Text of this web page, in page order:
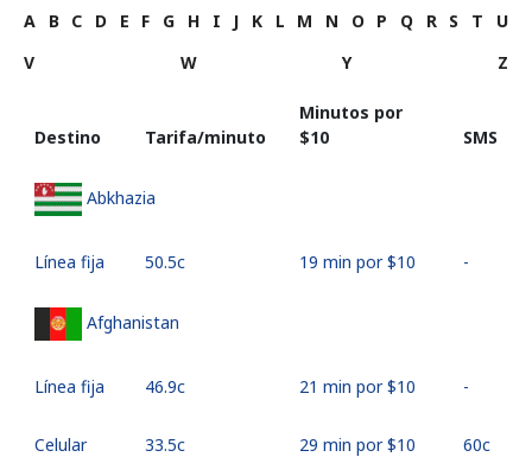
A B C D E F G H I J K L M N O P Q R S T
U
V
W Y Z
Destino Tarifa/minuto
Minutos por
⁦$10⁩
SMS
Abkhazia
Línea fija ⁦50.5c⁩ 19 min por ⁦$10⁩ -
Afghanistan
Línea fija ⁦46.9c⁩ 21 min por ⁦$10⁩ -
Celular ⁦33.5c⁩ 29 min por ⁦$10⁩ ⁦60c⁩